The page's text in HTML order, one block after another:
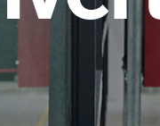
Robust im Alltag,
im Ausbau.